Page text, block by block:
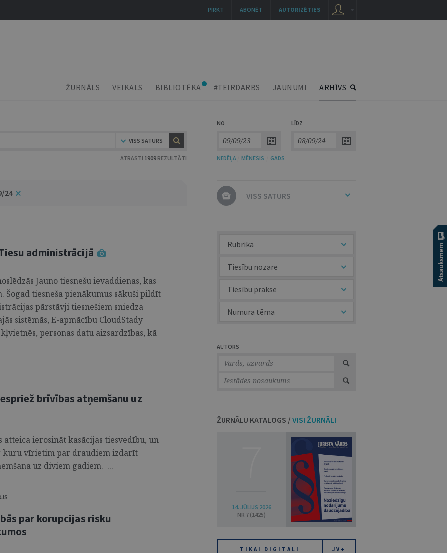
ŽURNĀLS VEIKALS BIBLIOTĒKA #TEIRDARBS JAUNUMI ARHĪVS
VISS SATURS
ATRASTI 1909 REZULTĀTI
NO LĪDZ
NEDĒĻA MĒNESIS GADS
24
administrācijā
Jauno tiesnešu ievaddienas, kas
Šogad tiesneša pienākumus sākuši pildīt
pārstāvji tiesnešiem sniedza
sistēmās, E-apmācību CloudStady
personas datu aizsardzības, kā
brīvības atņemšanu uz
ierosināt kasācijas tiesvedību, un
kuru vīrietim par draudiem izdarīt
uz diviem gadiem. ...
par korupcijas risku
VISS SATURS
Rubrika
Tiesību nozare
Tiesību prakse
Numura tēma
AUTORS
ŽURNĀLU KATALOGS / VISI ŽURNĀLI
14. JŪLIJS 2026
NR 7 (1425)
TIKAI DIGITĀLI JV+
AUTORIZĒTIES
ABONĒT
PIRKT